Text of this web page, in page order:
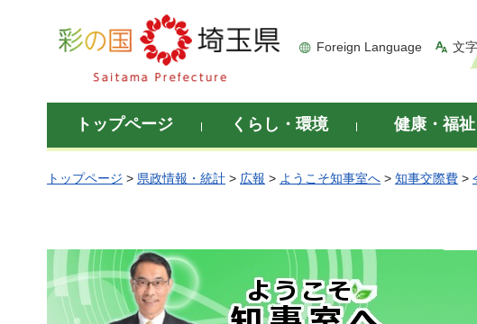
彩の国 埼玉県
Foreign Language 文
トップページ くらし・環境 健康・福祉
トップページ > 県政情報・統計 > 広報 > ようこそ知事室へ > 知事交際費 >